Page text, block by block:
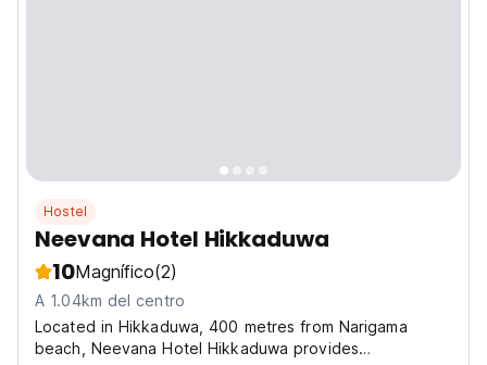
Hostel
Neevana Hotel Hikkaduwa
10Magnífico(2)
A 1.04km del centro
Located in Hikkaduwa, 400 metres from Narigama
beach, Neevana Hotel Hikkaduwa provides